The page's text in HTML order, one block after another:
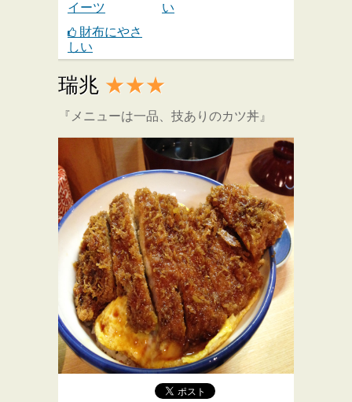
イーツ
い
財布にやさ
しい
瑞兆 ★★★
『メニューは一品、技ありのカツ丼』